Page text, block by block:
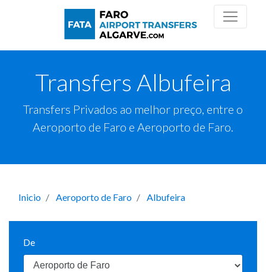
Transfers Albufeira
Transfers Privados ao melhor preço, entre o
Aeroporto de Faro e Aeroporto de Faro.
Inicio Aeroporto de Faro Albufeira
De